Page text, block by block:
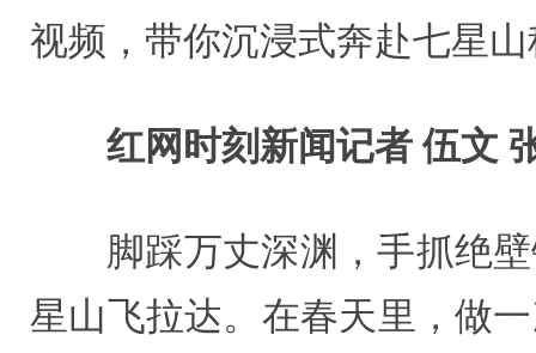
视频，带你沉浸式奔赴七星
红网时刻新闻记者 伍文
脚踩万丈深渊，手抓绝
星山飞拉达。在春天里，做